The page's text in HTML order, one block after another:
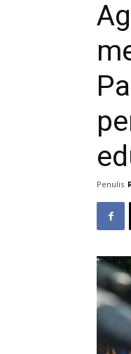
Penulis